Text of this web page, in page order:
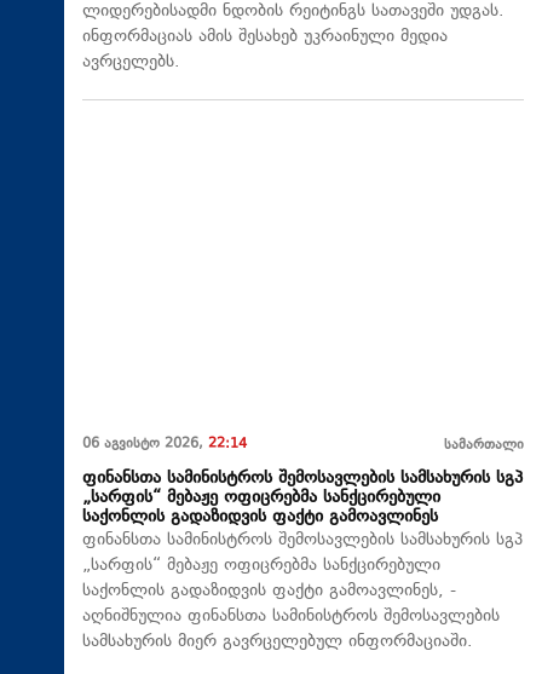
ლიდერებისადმი ნდობის რეიტინგს სათავეში უდგას.
ინფორმაციას ამის შესახებ უკრაინული მედია
ავრცელებს.
06 აგვისტო 2026, 22:14 სამართალი
ფინანსთა სამინისტროს შემოსავლების სამსახურის სგპ
„სარფის“ მებაჟე ოფიცრებმა სანქცირებული
საქონლის გადაზიდვის ფაქტი გამოავლინეს
ფინანსთა სამინისტროს შემოსავლების სამსახურის სგპ
„სარფის“ მებაჟე ოფიცრებმა სანქცირებული
საქონლის გადაზიდვის ფაქტი გამოავლინეს, -
აღნიშნულია ფინანსთა სამინისტროს შემოსავლების
სამსახურის მიერ გავრცელებულ ინფორმაციაში.